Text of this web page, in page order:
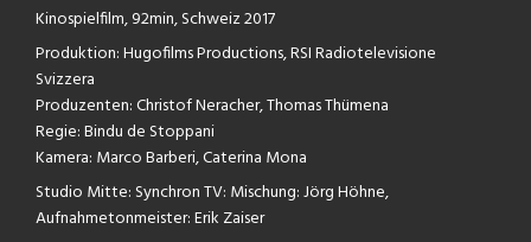
Kinospielfilm, 92min, Schweiz 2017
Produktion: Hugofilms Productions, RSI Radiotelevisione
Svizzera
Produzenten: Christof Neracher, Thomas Thümena
Regie: Bindu de Stoppani
Kamera: Marco Barberi, Caterina Mona
Studio Mitte: Synchron TV: Mischung: Jörg Höhne,
Aufnahmetonmeister: Erik Zaiser